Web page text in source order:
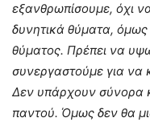
εξανθρωπίσουμε, όχι
δυνητικά θύματα,
θύματος. Πρέπει να
συνεργαστούμε για
Δεν υπάρχουν σύνορα
παντού. Όμως δεν θα